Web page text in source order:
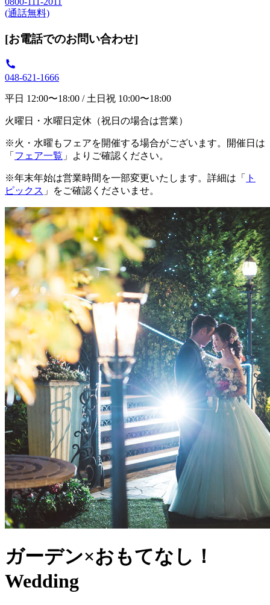
(通話無料)
[お電話でのお問い合わせ]
048-621-1666
平日 12:00〜18:00 / 土日祝 10:00〜18:00
火曜日・水曜日定休（祝日の場合は営業）
※火・水曜もフェアを開催する場合がございます。開催日は
「 フェア一覧 」よりご確認ください。
※年末年始は営業時間を一部変更いたします。詳細は「
ト
ピックス 」をご確認くださいませ。
ガーデン×おもてなし！
Wedding